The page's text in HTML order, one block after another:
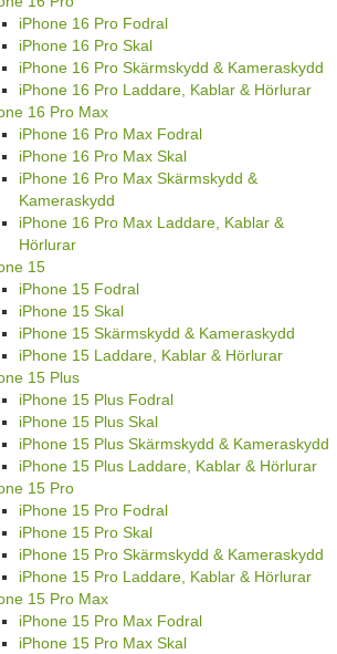
iPhone 16 Pro Fodral
iPhone 16 Pro Skal
iPhone 16 Pro Skärmskydd & Kameraskydd
iPhone 16 Pro Laddare, Kablar & Hörlurar
16 Pro Max
iPhone 16 Pro Max Fodral
iPhone 16 Pro Max Skal
iPhone 16 Pro Max Skärmskydd &
Kameraskydd
iPhone 16 Pro Max Laddare, Kablar &
Hörlurar
15
iPhone 15 Fodral
iPhone 15 Skal
iPhone 15 Skärmskydd & Kameraskydd
iPhone 15 Laddare, Kablar & Hörlurar
15 Plus
iPhone 15 Plus Fodral
iPhone 15 Plus Skal
iPhone 15 Plus Skärmskydd & Kameraskydd
iPhone 15 Plus Laddare, Kablar & Hörlurar
15 Pro
iPhone 15 Pro Fodral
iPhone 15 Pro Skal
iPhone 15 Pro Skärmskydd & Kameraskydd
iPhone 15 Pro Laddare, Kablar & Hörlurar
15 Pro Max
iPhone 15 Pro Max Fodral
iPhone 15 Pro Max Skal